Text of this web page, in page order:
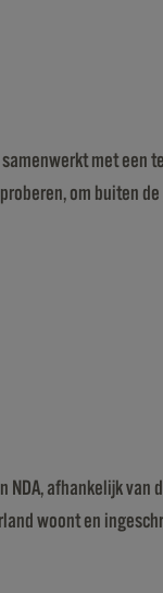
met
om buiten
NDA, afhankelijk van
woont en